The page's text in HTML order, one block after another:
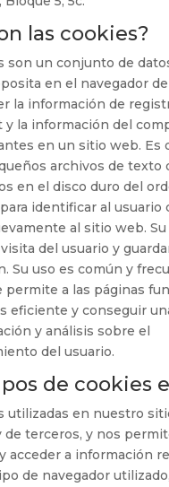
las cookies?
son un conjunto de
en el navegador
la información de
la información del
en un sitio web. Es
archivos de texto
en el disco duro del
identificar al usuario
al sitio web.
del usuario y
Su uso es común y
permite a las páginas
eficiente y conseguir
y análisis sobre el
del usuario.
de cookies
utilizadas en nuestro
de terceros, y nos
acceder a información
de navegador